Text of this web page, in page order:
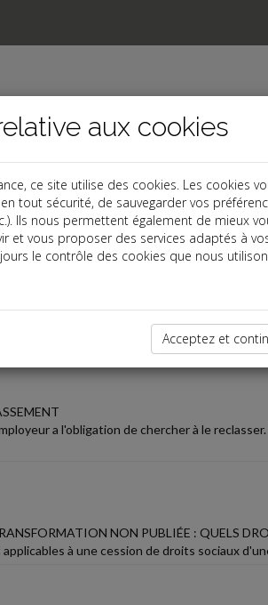
a l'obligation de chercher à le
NON PUBLIÉE : QUELS
à une cession de droits sociaux
aux cookies
ce site utilise des cookies. Les cookies
tout sécurité, de sauvegarder vos
Ils nous permettent également de mieux
et vous proposer des services adaptés à
le contrôle des cookies que nous
Acceptez et